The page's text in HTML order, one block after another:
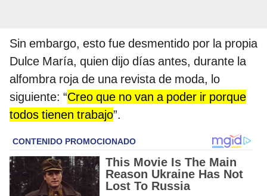
Sin embargo, esto fue desmentido por la propia
Dulce María, quien dijo días antes, durante la
alfombra roja de una revista de moda, lo
siguiente: “Creo que no van a poder ir porque
todos tienen trabajo”.